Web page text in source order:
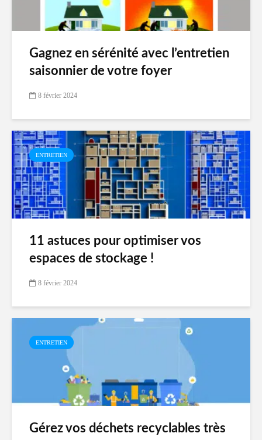
Gagnez en sérénité avec l’entretien
saisonnier de votre foyer
8 février 2024
ENTRETIEN
11 astuces pour optimiser vos
espaces de stockage !
8 février 2024
ENTRETIEN
Gérez vos déchets recyclables très